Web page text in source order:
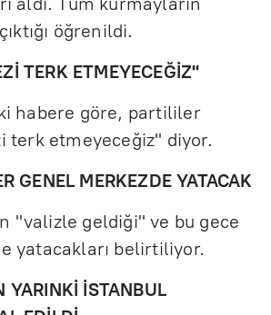
öğrenildi.
TERK ETMEYECEĞİZ"
habere göre, partililer
terk etmeyeceğiz" diyor.
GENEL MERKEZDE YATACAK
"valizle geldiği" ve bu gece
yatacakları belirtiliyor.
YARINKİ İSTANBUL